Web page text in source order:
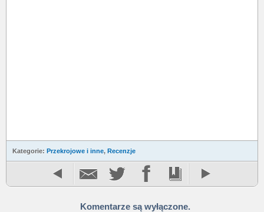
Kategorie: Przekrojowe i inne, Recenzje
Komentarze są wyłączone.